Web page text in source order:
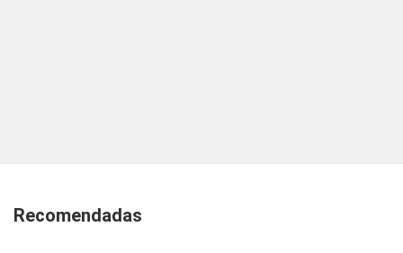
Recomendadas